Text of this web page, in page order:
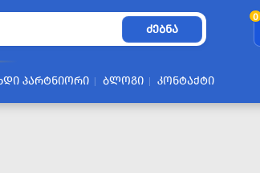
ᲫᲔᲑᲜᲐ
0
ᲞᲐᲠᲢᲜᲘᲝᲠᲘ ᲑᲚᲝᲒᲘ ᲙᲝᲜᲢᲐᲥᲢᲘ